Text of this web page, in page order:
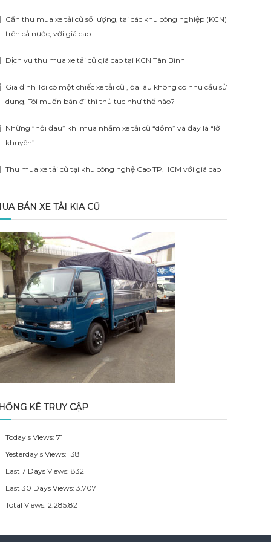
Cần thu mua xe tải cũ số lượng, tại các khu công nghiệp (KCN)
trên cả nước, với giá cao
Dịch vụ thu mua xe tải cũ giá cao tại KCN Tân Bình
Gia đình Tôi có một chiếc xe tải cũ , đã lâu không có nhu cầu sử
dung, Tôi muốn bán đi thì thủ tục như thế nào?
Những “nỗi đau” khi mua nhầm xe tải cũ “dỏm” và đây là “lời
khuyên”
Thu mua xe tải cũ tại khu công nghệ Cao TP.HCM với giá cao
BÁN XE TẢI KIA CŨ
KÊ TRUY CẬP
Today's Views:71
Yesterday's Views:138
Last 7 Days Views:832
Last 30 Days Views:3.707
Total Views:2.285.821